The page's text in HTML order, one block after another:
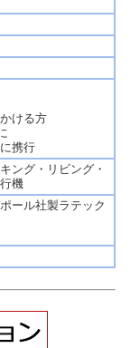
ける方
携行
ング・リビング・
機
ール社製ラテック